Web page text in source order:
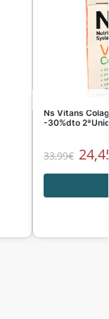
Ns Vitans
-30%dto
33,99€